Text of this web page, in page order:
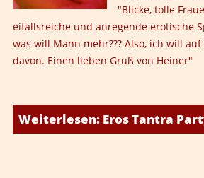
"Blicke, tolle
eifallsreiche und anregende erotische
was will Mann mehr??? Also, ich will
davon. Einen lieben Gruß von Heiner"
Weiterlesen: Eros Tantra